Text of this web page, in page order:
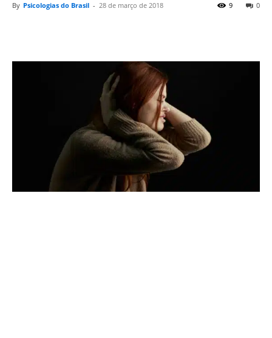
By Psicologias do Brasil - 28 de março de 2018 0
9